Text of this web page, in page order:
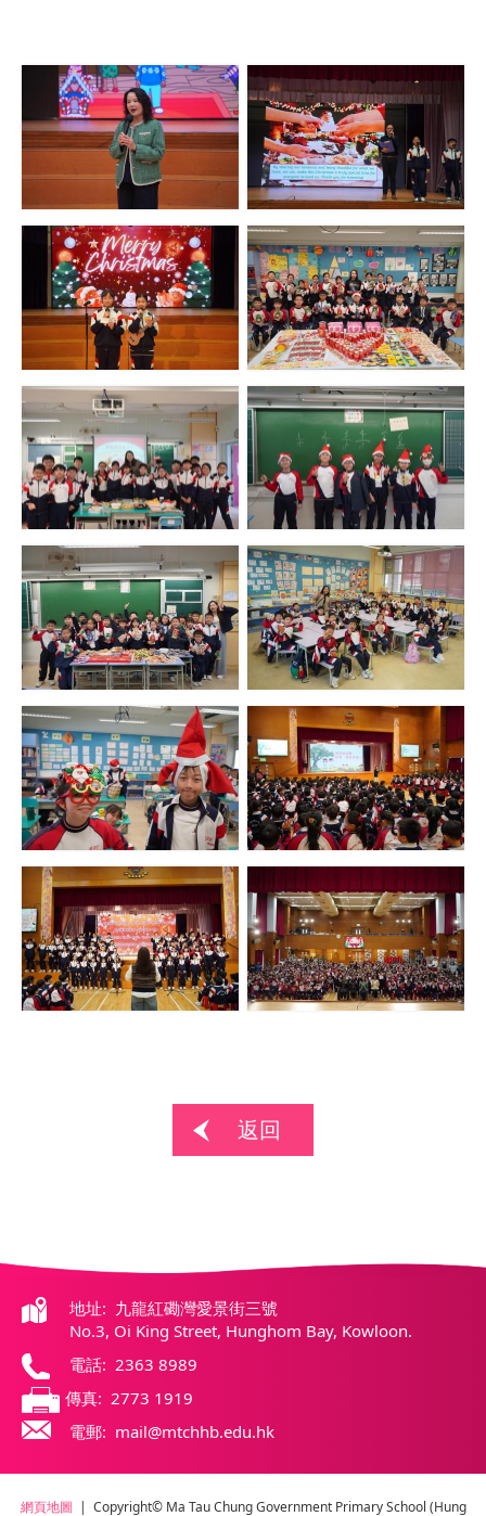
返回
地址: 九龍紅磡灣愛景街三號
No.3, Oi King Street, Hunghom Bay, Kowloon.
電話: 2363 8989
傳真: 2773 1919
電郵: mail@mtchhb.edu.hk
網頁地圖 | Copyright© Ma Tau Chung Government Primary School (Hung